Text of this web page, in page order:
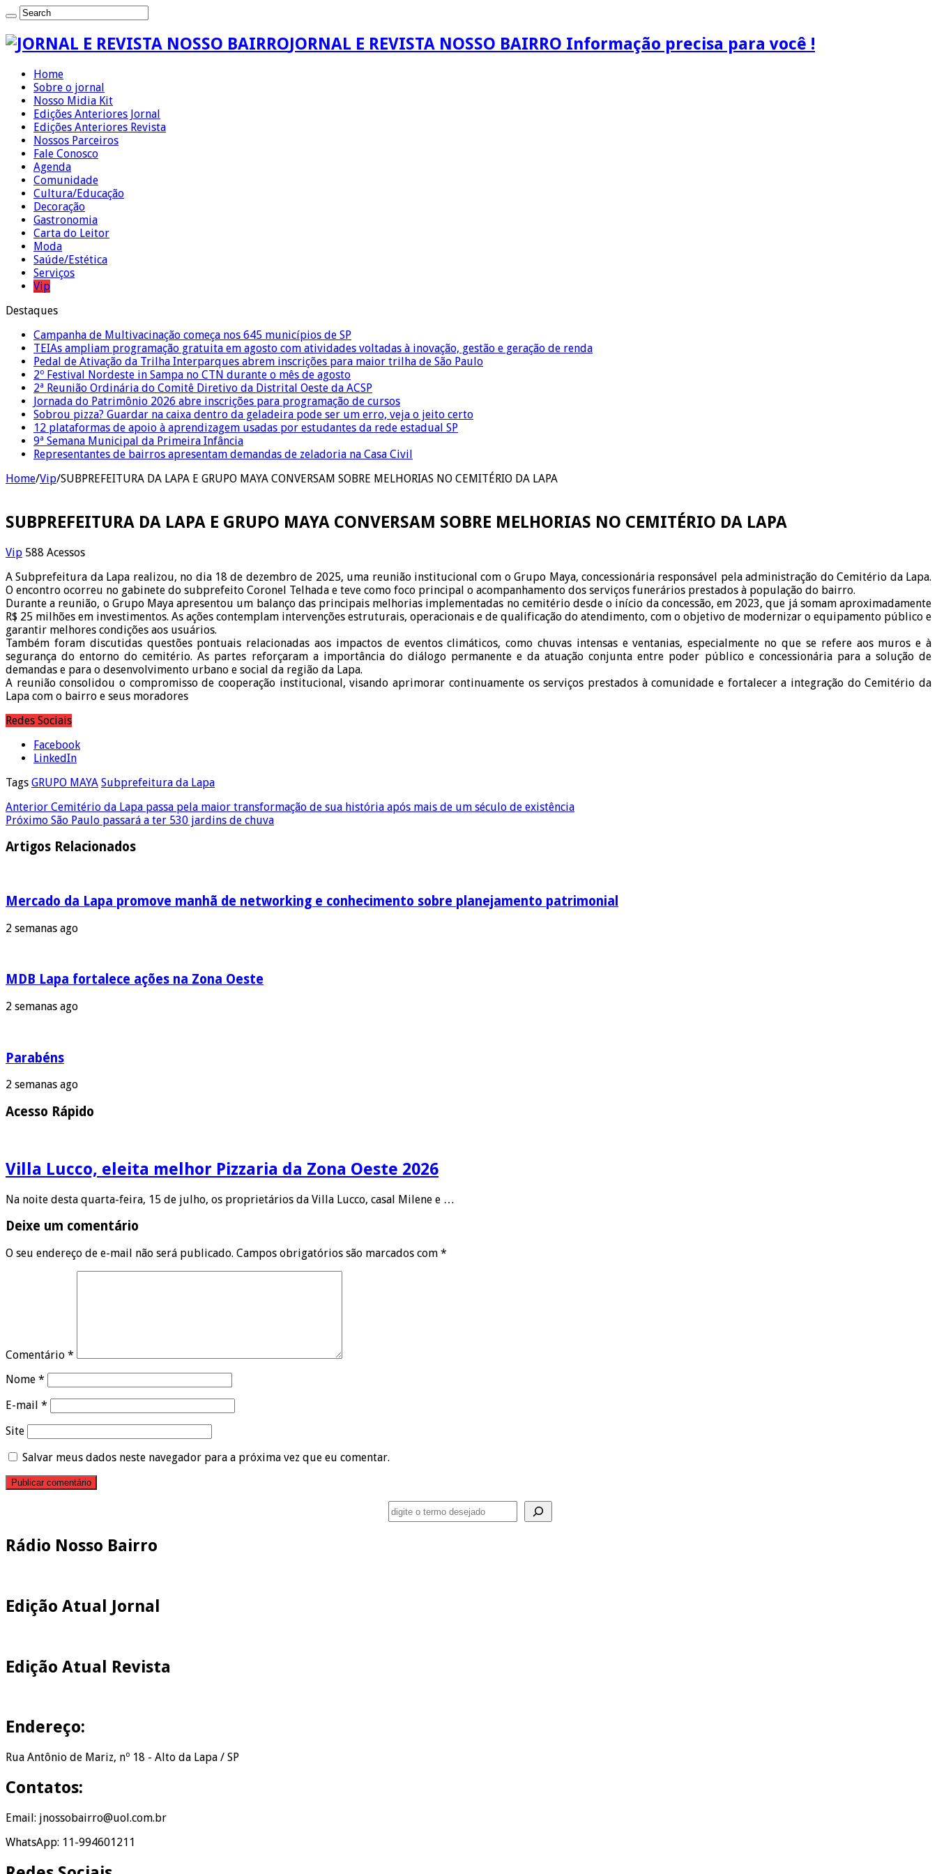
JORNAL E REVISTA NOSSO BAIRRO Informação precisa para você !
Home
Sobre o jornal
Nosso Midia Kit
Edições Anteriores Jornal
Edições Anteriores Revista
Nossos Parceiros
Fale Conosco
Agenda
Comunidade
Cultura/Educação
Decoração
Gastronomia
Carta do Leitor
Moda
Saúde/Estética
Serviços
Vip
Destaques
Campanha de Multivacinação começa nos 645 municípios de SP
TEIAs ampliam programação gratuita em agosto com atividades voltadas à inovação, gestão e geração de renda
Pedal de Ativação da Trilha Interparques abrem inscrições para maior trilha de São Paulo
2º Festival Nordeste in Sampa no CTN durante o mês de agosto
2ª Reunião Ordinária do Comitê Diretivo da Distrital Oeste da ACSP
Jornada do Patrimônio 2026 abre inscrições para programação de cursos
Sobrou pizza? Guardar na caixa dentro da geladeira pode ser um erro, veja o jeito certo
12 plataformas de apoio à aprendizagem usadas por estudantes da rede estadual SP
9ª Semana Municipal da Primeira Infância
Representantes de bairros apresentam demandas de zeladoria na Casa Civil
Home/Vip/SUBPREFEITURA DA LAPA E GRUPO MAYA CONVERSAM SOBRE MELHORIAS NO CEMITÉRIO DA LAPA
SUBPREFEITURA DA LAPA E GRUPO MAYA CONVERSAM SOBRE MELHORIAS NO CEMITÉRIO DA LAPA
Vip 588 Acessos
A Subprefeitura da Lapa realizou, no dia 18 de dezembro de 2025, uma reunião institucional com o Grupo Maya, concessionária responsável pela administração do Cemitério da Lapa.
O encontro ocorreu no gabinete do subprefeito Coronel Telhada e teve como foco principal o acompanhamento dos serviços funerários prestados à população do bairro.
Durante a reunião, o Grupo Maya apresentou um balanço das principais melhorias implementadas no cemitério desde o início da concessão, em 2023, que já somam aproximadamente
R$ 25 milhões em investimentos. As ações contemplam intervenções estruturais, operacionais e de qualificação do atendimento, com o objetivo de modernizar o equipamento público e
garantir melhores condições aos usuários.
Também foram discutidas questões pontuais relacionadas aos impactos de eventos climáticos, como chuvas intensas e ventanias, especialmente no que se refere aos muros e à
segurança do entorno do cemitério. As partes reforçaram a importância do diálogo permanente e da atuação conjunta entre poder público e concessionária para a solução de
demandas e para o desenvolvimento urbano e social da região da Lapa.
A reunião consolidou o compromisso de cooperação institucional, visando aprimorar continuamente os serviços prestados à comunidade e fortalecer a integração do Cemitério da
Lapa com o bairro e seus moradores
Redes Sociais
Facebook
LinkedIn
Tags GRUPO MAYA Subprefeitura da Lapa
Anterior Cemitério da Lapa passa pela maior transformação de sua história após mais de um século de existência
Próximo São Paulo passará a ter 530 jardins de chuva
Artigos Relacionados
Mercado da Lapa promove manhã de networking e conhecimento sobre planejamento patrimonial
2 semanas ago
MDB Lapa fortalece ações na Zona Oeste
2 semanas ago
Parabéns
2 semanas ago
Acesso Rápido
Villa Lucco, eleita melhor Pizzaria da Zona Oeste 2026
Na noite desta quarta-feira, 15 de julho, os proprietários da Villa Lucco, casal Milene e …
Deixe um comentário
O seu endereço de e-mail não será publicado. Campos obrigatórios são marcados com *
Comentário *
Nome *
E-mail *
Site
Salvar meus dados neste navegador para a próxima vez que eu comentar.
Rádio Nosso Bairro
Edição Atual Jornal
Edição Atual Revista
Endereço:
Rua Antônio de Mariz, nº 18 - Alto da Lapa / SP
Contatos:
Email: jnossobairro@uol.com.br
WhatsApp: 11-994601211